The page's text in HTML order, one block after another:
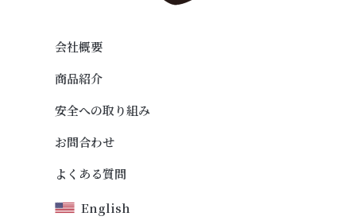
会社概要
商品紹介
安全への取り組み
お問合わせ
よくある質問
English